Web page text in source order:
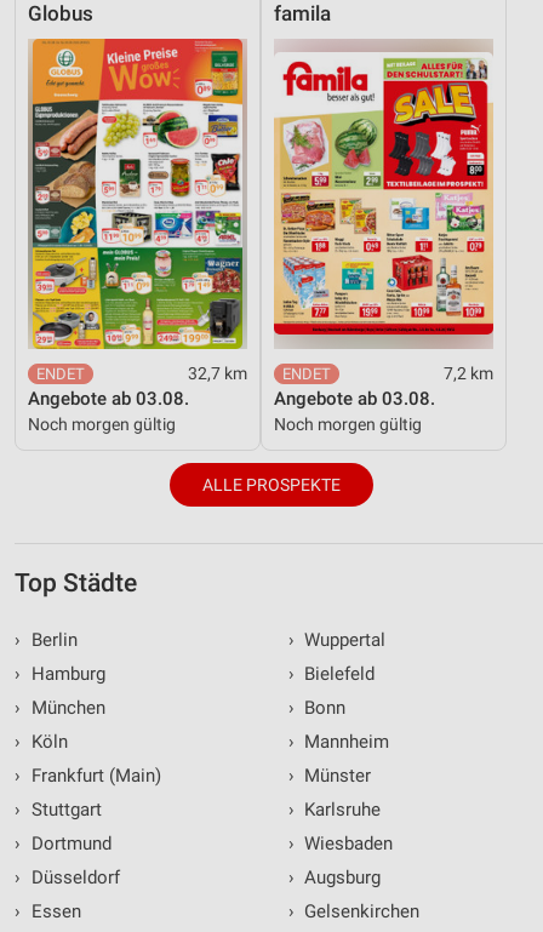
Globus
32,7 km
Angebote ab 03.08.
Noch morgen gültig
famila
7,2 km
Angebote ab 03.08.
Noch morgen gültig
ALLE PROSPEKTE
Top Städte
›
Berlin
›
Hamburg
›
München
›
Köln
›
Frankfurt (Main)
› Stuttgart
›
Dortmund
›
Düsseldorf
›
Essen
› Wuppertal
› Bielefeld
› Bonn
› Mannheim
› Münster
› Karlsruhe
› Wiesbaden
› Augsburg
› Gelsenkirchen